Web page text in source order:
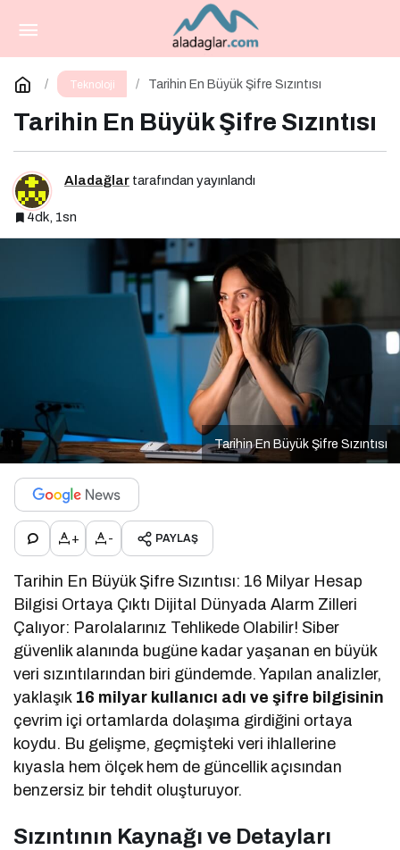
Teknoloji Tarihin En Büyük Şifre Sızıntısı
Tarihin En Büyük Şifre Sızıntısı
Aladağlar tarafından yayınlandı
4dk, 1sn
Tarihin En Büyük Şifre Sızıntısı
+ - PAYLAŞ
Tarihin En Büyük Şifre Sızıntısı: 16 Milyar Hesap
Bilgisi Ortaya Çıktı Dijital Dünyada Alarm Zilleri
Çalıyor: Parolalarınız Tehlikede Olabilir! Siber
güvenlik alanında bugüne kadar yaşanan en büyük
veri sızıntılarından biri gündemde. Yapılan analizler,
yaklaşık 16 milyar kullanıcı adı ve şifre bilgisinin
çevrim içi ortamlarda dolaşıma girdiğini ortaya
koydu. Bu gelişme, geçmişteki veri ihlallerine
kıyasla hem ölçek hem de güncellik açısından
benzersiz bir tehdit oluşturuyor.
Sızıntının Kaynağı ve Detayları
TBD, 8. Siber Güvenlik Ekosisteminin
Geliştirilmesi Zirvesi’ni Gerçekleştirdi
Yorum Yap